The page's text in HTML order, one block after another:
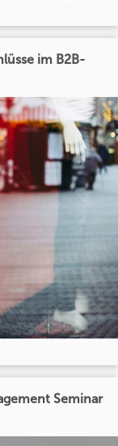
im B2B-
Seminar